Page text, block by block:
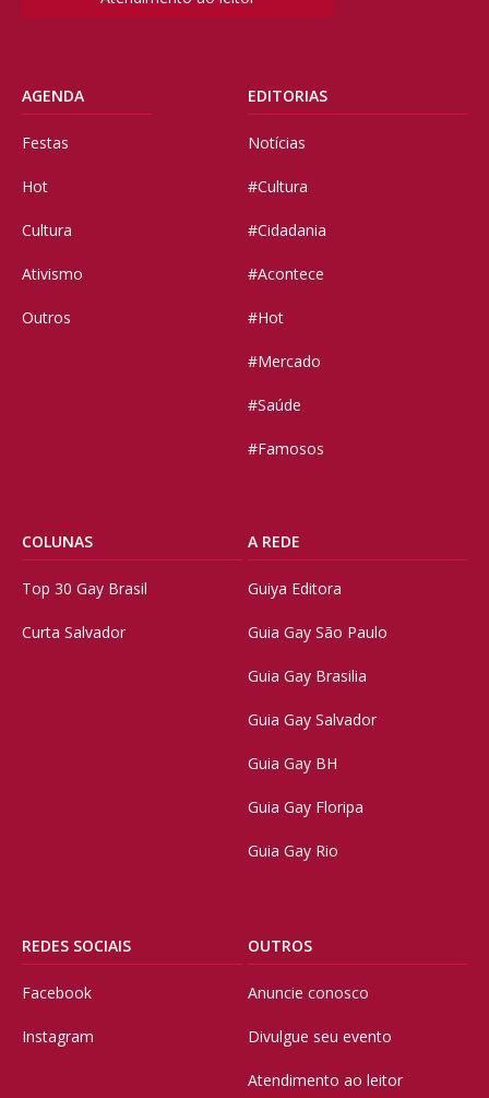
AGENDA
Festas
Hot
Cultura
Ativismo
Outros
EDITORIAS
Notícias
#Cultura
#Cidadania
#Acontece
#Hot
#Mercado
#Saúde
#Famosos
COLUNAS
Top 30 Gay Brasil
Curta Salvador
A REDE
Guiya Editora
Guia Gay São Paulo
Guia Gay Brasilia
Guia Gay Salvador
Guia Gay BH
Guia Gay Floripa
Guia Gay Rio
REDES SOCIAIS
Facebook
Instagram
OUTROS
Anuncie conosco
Divulgue seu evento
Atendimento ao leitor